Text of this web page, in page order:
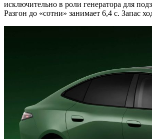
исключительно в роли генератора для
Разгон до «сотни» занимает 6,4 с. Запас